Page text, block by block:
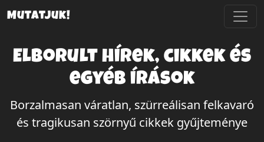
Mutatjuk!
Elborult hírek, cikkek és
egyéb írások
Borzalmasan váratlan, szürreálisan felkavaró
és tragikusan szörnyű cikkek gyűjteménye